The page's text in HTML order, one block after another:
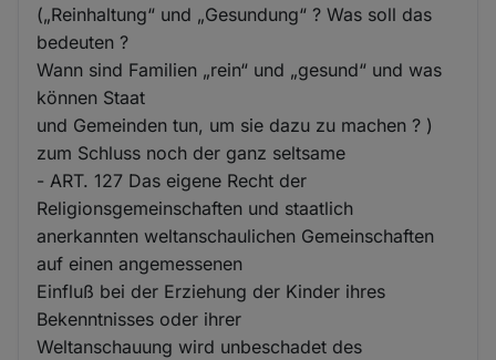
(„Reinhaltung“ und „Gesundung“ ? Was soll das
bedeuten ?
Wann sind Familien „rein“ und „gesund“ und was
können Staat
und Gemeinden tun, um sie dazu zu machen ? )
zum Schluss noch der ganz seltsame
- ART. 127 Das eigene Recht der
Religionsgemeinschaften und staatlich
anerkannten weltanschaulichen Gemeinschaften
auf einen angemessenen
Einfluß bei der Erziehung der Kinder ihres
Bekenntnisses oder ihrer
Weltanschauung wird unbeschadet des